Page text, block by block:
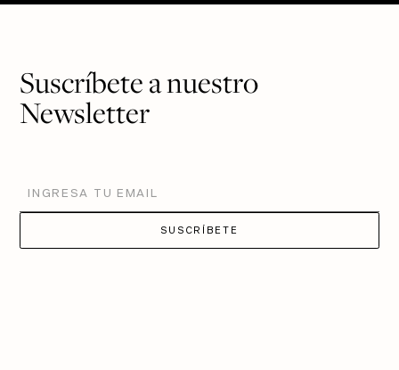
Suscríbete a nuestro
Newsletter